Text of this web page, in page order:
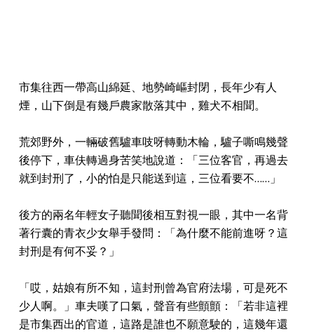
市集往西一帶高山綿延、地勢崎嶇封閉，長年少有人
煙，山下倒是有幾戶農家散落其中，雞犬不相聞。
荒郊野外，一輛破舊驢車吱呀轉動木輪，驢子嘶鳴幾聲
後停下，車伕轉過身苦笑地說道：「三位客官，再過去
就到封刑了，小的怕是只能送到這，三位看要不……」
後方的兩名年輕女子聽聞後相互對視一眼，其中一名背
著行囊的青衣少女舉手發問：「為什麼不能前進呀？這
封刑是有何不妥？」
「哎，姑娘有所不知，這封刑曾為官府法場，可是死不
少人啊。」車夫嘆了口氣，聲音有些顫顫：「若非這裡
是市集西出的官道，這路是誰也不願意駛的，這幾年還